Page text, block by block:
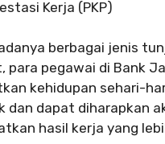
Kerja (PKP)
berbagai jenis
para pegawai di Bank
kehidupan sehari-
dan dapat diharapkan
hasil kerja yang